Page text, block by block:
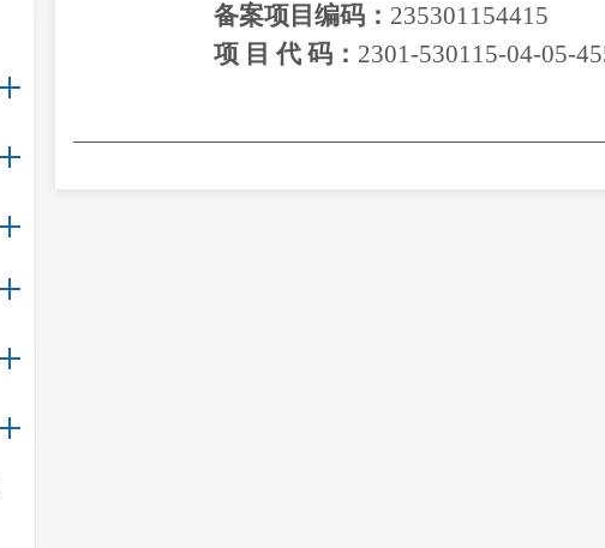
备案项目编码： 235301154415
项 目 代 码 ： 2301-530115-04-05-